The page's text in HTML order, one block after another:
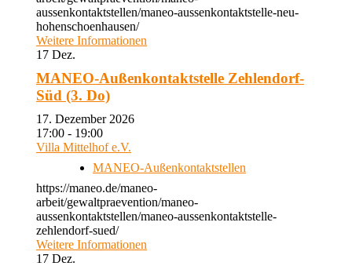
aussenkontaktstellen/maneo-aussenkontaktstelle-neu-
hohenschoenhausen/
Weitere Informationen
17 Dez.
MANEO-Außenkontaktstelle Zehlendorf-
Süd (3. Do)
17. Dezember 2026
17:00 - 19:00
Villa Mittelhof e.V.
MANEO-Außenkontaktstellen
https://maneo.de/maneo-
arbeit/gewaltpraevention/maneo-
aussenkontaktstellen/maneo-aussenkontaktstelle-
zehlendorf-sued/
Weitere Informationen
17 Dez.